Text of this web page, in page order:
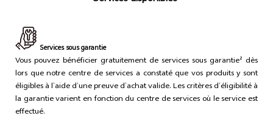
Services sous garantie
Vous pouvez bénéficier gratuitement de services sous garantie² dès
lors que notre centre de services a constaté que vos produits y sont
éligibles à l’aide d’une preuve d’achat valide. Les critères d’éligibilité à
la garantie varient en fonction du centre de services où le service est
effectué.